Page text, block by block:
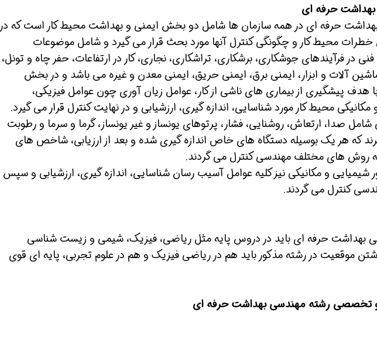
حرفه ای
حرفه ای در همه سازمان ها شامل دو بخش ایمنی و بهداشت محیط کار است که در
محیط کار و چگونگی کنترل آنها مورد بحث قرار می گیرد و شامل موضوعات
در فرآیندهای جوشکاری، برشکاری، تراشکاری، نجاری، کار در ارتفاعات، حفر چاه و تونل،
آلات و ابزار، ایمنی برق، ایمنی حریق، ایمنی معدن و غیره می باشد و در بخش
هدف پیشگیری از بیماری های ناشی از کار، عوامل زیان آوری چون عوامل فیزیکی،
محیط کار مورد شناسایی، اندازه گیری، ارزشیابی و در نهایت کنترل قرار می گیرد.
شامل صدا، ارتعاش، روشنایی، فشار، پرتوهای یونساز و غیر یونساز، گرما و سرما و رطوبت
که هر یک بوسیله دستگاه های خاص اندازه گیری شده و بعد از ارزیابی، شاخص های
روش های مختلف مهندسی کنترل می گردند.
شیمیایی و مکانیکی نیز کلیه عوامل آسیب رسان شناسایی، اندازه گیری، ارزشیابی و سپس
کنترل می گردند.
بهداشت حرفه ای باید در دروس پایه مثل ریاضی، فیزیک، شیمی و زیست شناسی
موقعیت در رشته مذکور باید هم در ریاضی فیزیک و هم در علوم تجربی، پایه ای قوی
تخصصی رشته مهندسی بهداشت حرفه ای
افسر HSE هوشمند شو افسر HSE هوشمند شو افسر HSE هوشمند شو